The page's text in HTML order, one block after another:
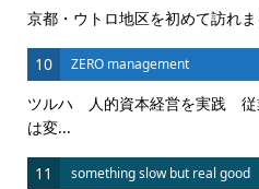
京都・ウトロ地区を初めて訪れま
10 ZERO management
ツルハ 人的資本経営を実践 従
は変...
11 something slow but real good